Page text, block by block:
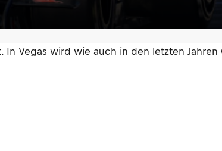
Vegas wird wie auch in den letzten